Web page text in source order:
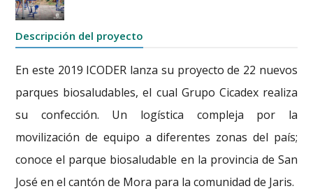
Descripción del proyecto
En este 2019 ICODER lanza su proyecto de 22 nuevos
parques biosaludables, el cual Grupo Cicadex realiza
su confección. Un logística compleja por la
movilización de equipo a diferentes zonas del país;
conoce el parque biosaludable en la provincia de San
José en el cantón de Mora para la comunidad de Jaris.